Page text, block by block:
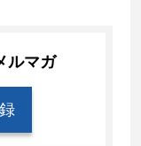
ルマガ